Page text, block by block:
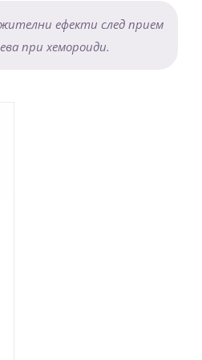
ефекти след прием
при хемороиди.